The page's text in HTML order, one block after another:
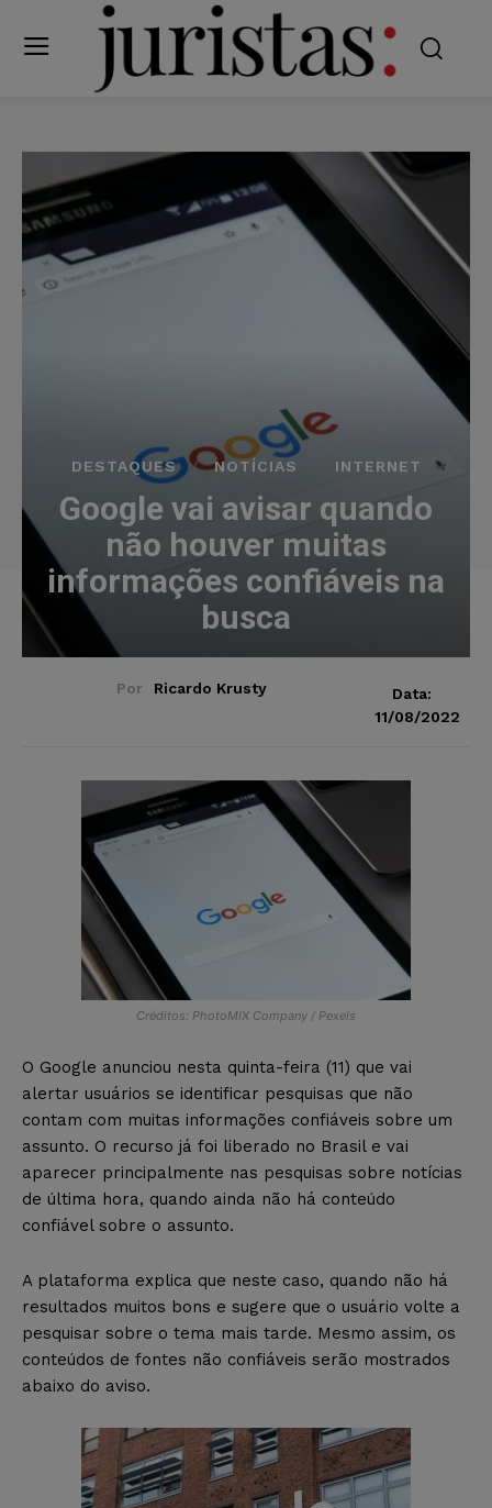
DESTAQUES NOTÍCIAS INTERNET
Google vai avisar quando
não houver muitas
informações confiáveis na
busca
Por Ricardo Krusty
Data:
11/08/2022
Créditos: PhotoMIX Company / Pexels
O Google anunciou nesta quinta-feira (11) que vai
alertar usuários se identificar pesquisas que não
contam com muitas informações confiáveis sobre um
assunto. O recurso já foi liberado no Brasil e vai
aparecer principalmente nas pesquisas sobre notícias
de última hora, quando ainda não há conteúdo
confiável sobre o assunto.
A plataforma explica que neste caso, quando não há
resultados muitos bons e sugere que o usuário volte a
pesquisar sobre o tema mais tarde. Mesmo assim, os
conteúdos de fontes não confiáveis serão mostrados
abaixo do aviso.